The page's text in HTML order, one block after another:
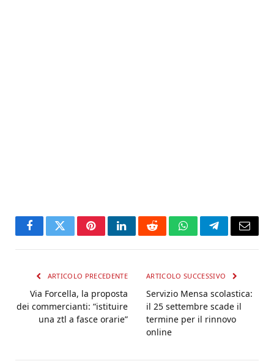
FacebookTwitterPinterestLinkedInRedditWhatsAppTelegramEmail
ARTICOLO PRECEDENTE
Via Forcella, la proposta
dei commercianti: “istituire
una ztl a fasce orarie”
ARTICOLO SUCCESSIVO
Servizio Mensa scolastica:
il 25 settembre scade il
termine per il rinnovo
online